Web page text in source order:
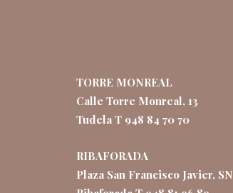
TORRE MONREAL
Calle Torre Monreal, 13
Tudela T 948 84 70 70
RIBAFORADA
Plaza San Francisco Javier, SN